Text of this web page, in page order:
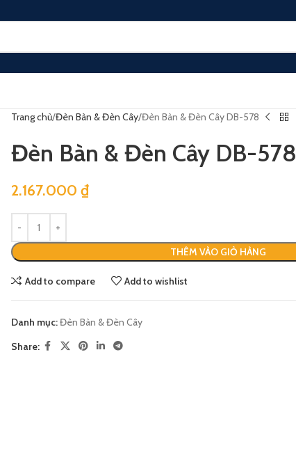
Trang chủ Đèn Bàn & Đèn Cây Đèn Bàn & Đèn Cây DB-578
Đèn Bàn & Đèn Cây DB-578
2.167.000 ₫
THÊM VÀO GIỎ HÀNG
Add to compare Add to wishlist
Danh mục:Đèn Bàn & Đèn Cây
Share: